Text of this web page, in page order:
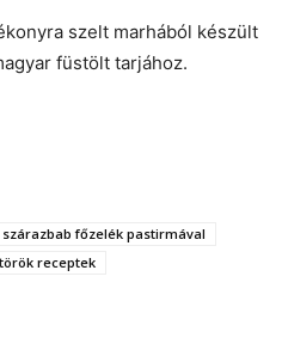
szelt marhából készült
füstölt tarjához.
szárazbab főzelék pastirmával
török receptek